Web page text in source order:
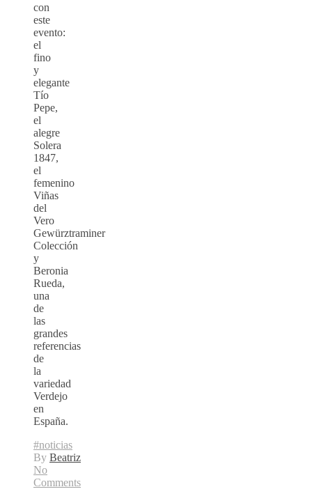
con
este
evento:
el
fino
y
elegante
Tío
Pepe,
el
alegre
Solera
1847,
el
femenino
Viñas
del
Vero
Gewürztraminer
Colección
y
Beronia
Rueda,
una
de
las
grandes
referencias
de
la
variedad
Verdejo
en
España.
#noticias
By Beatriz
No
Comments